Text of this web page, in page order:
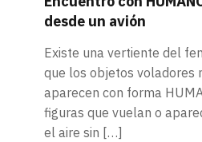
desde un avión
Existe una vertiente del
que los objetos voladores
aparecen con forma
figuras que vuelan o
el aire sin […]